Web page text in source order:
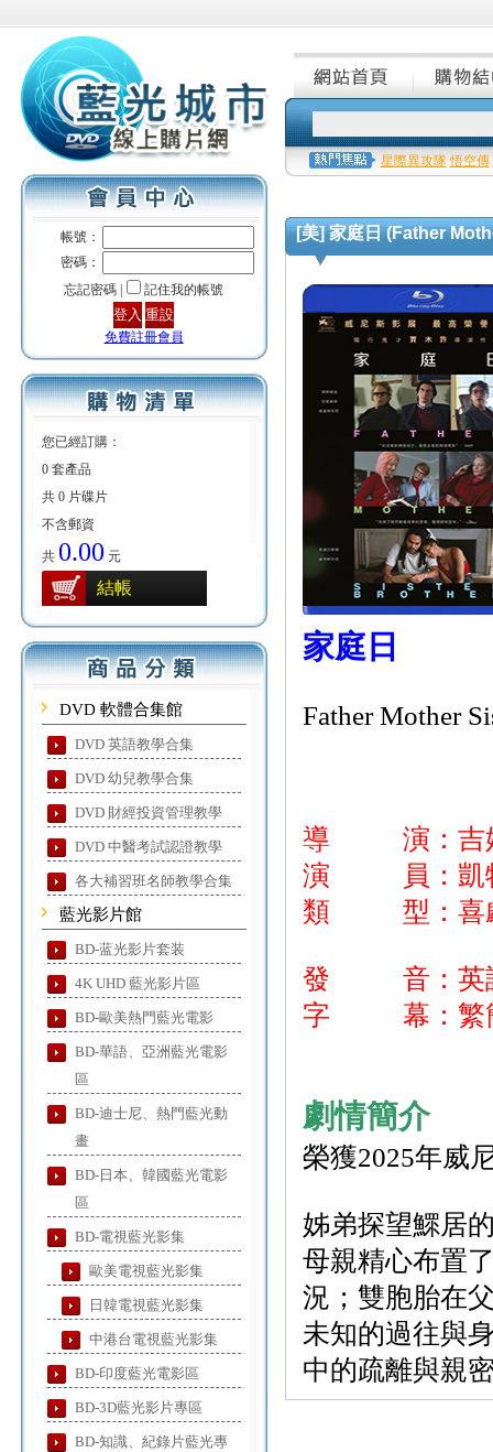
帳號：
密碼：
忘記密碼 |
記住我的帳號
免費註冊會員
您已經訂購：
0 套產品
共 0 片碟片
不含郵資
共 0.00 元
結帳
DVD 軟體合集館
DVD 英語教學合集
DVD 幼兒教學合集
DVD 財經投資管理教學
DVD 中醫考試認證教學
各大補習班名師教學合集
藍光影片館
BD-蓝光影片套装
4K UHD 藍光影片區
BD-歐美熱門藍光電影
BD-華語、亞洲藍光電影
區
BD-迪士尼、熱門藍光動
畫
BD-日本、韓國藍光電影
區
BD-電視藍光影集
歐美電視藍光影集
日韓電視藍光影集
中港台電視藍光影集
BD-印度藍光電影區
BD-3D藍光影片專區
BD-知識、紀錄片藍光專
星際異攻隊 悟空傳
[美] 家庭日 (Father
家庭日
Father Mother
導 演：吉
演 員：凱特
類 型：喜
發 音：英
字 幕：繁簡
劇情簡介
榮獲2025年威
姊弟探望鰥居
母親精心布置
況；雙胞胎在
未知的過往與
中的疏離與親